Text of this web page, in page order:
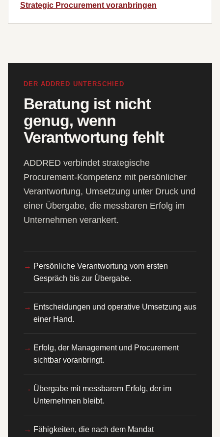
Strategic Procurement voranbringen
DER ADDRED UNTERSCHIED
Beratung ist nicht
genug, wenn
Verantwortung fehlt
ADDRED verbindet strategische
Procurement-Kompetenz mit persönlicher
Verantwortung, Umsetzung unter Druck und
einer Übergabe, die messbaren Erfolg im
Unternehmen verankert.
Persönliche Verantwortung vom ersten
Gespräch bis zur Übergabe.
Entscheidungen und operative Umsetzung aus
einer Hand.
Erfolg, der Management und Procurement
sichtbar voranbringt.
Übergabe mit messbarem Erfolg, der im
Unternehmen bleibt.
Fähigkeiten, die nach dem Mandat